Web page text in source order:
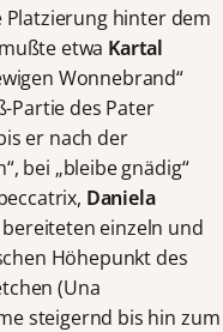
Platzierung hinter dem
etwa Kartal
Wonnebrand“
Partie des Pater
er nach der
bei „bleibe gnädig“
Daniela
einzeln und
Höhepunkt des
(Una
steigernd bis hin zum